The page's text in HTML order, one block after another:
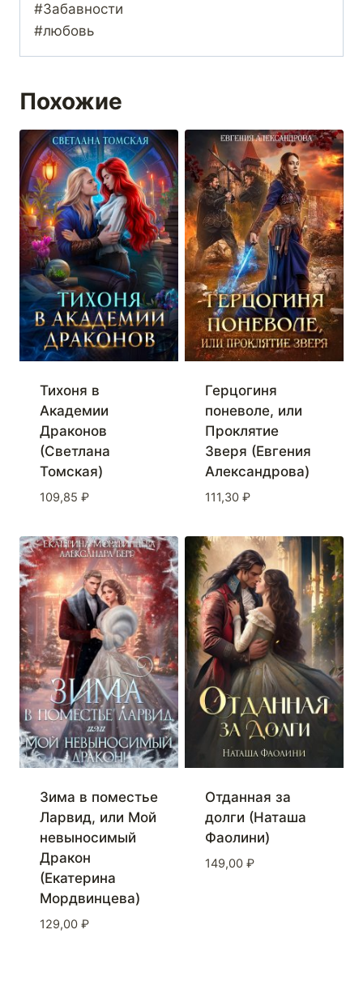
#Забавности
#любовь
Похожие
Тихоня в
Академии
Драконов
(Светлана
Томская)
109,85 ₽
Герцогиня
поневоле, или
Проклятие
Зверя (Евгения
Александрова)
111,30 ₽
Зима в поместье
Ларвид, или Мой
невыносимый
Дракон
(Екатерина
Мордвинцева)
129,00 ₽
Отданная за
долги (Наташа
Фаолини)
149,00 ₽